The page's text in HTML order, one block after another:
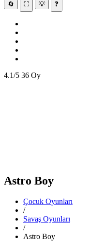
🔄 ⛶ 💡 ❓
4.1/5 36 Oy
Astro Boy
Çocuk Oyunları
/
Savaş Oyunları
/
Astro Boy